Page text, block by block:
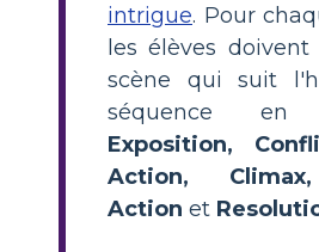
intrigue. Pour
les élèves
scène qui suit
séquence
Exposition,
Action,
Action et